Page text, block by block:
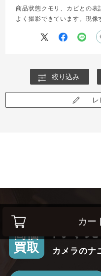
カー
商品状態クモリ、カビとの表
よく撮影できています。現像
絞り込み
レ
高価
買取
カメラのナ